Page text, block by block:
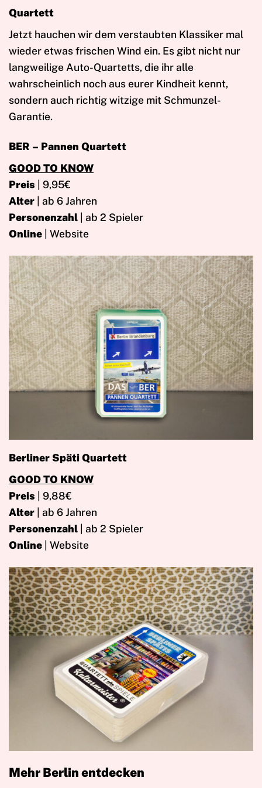
Quartett
Jetzt hauchen wir dem verstaubten Klassiker mal
wieder etwas frischen Wind ein. Es gibt nicht nur
langweilige Auto-Quartetts, die ihr alle
wahrscheinlich noch aus eurer Kindheit kennt,
sondern auch richtig witzige mit Schmunzel-
Garantie.
BER – Pannen Quartett
GOOD TO KNOW
Preis | 9,95€
Alter | ab 6 Jahren
Personenzahl | ab 2 Spieler
Online | Website
Berliner Späti Quartett
GOOD TO KNOW
Preis | 9,88€
Alter | ab 6 Jahren
Personenzahl | ab 2 Spieler
Online | Website
Mehr Berlin entdecken